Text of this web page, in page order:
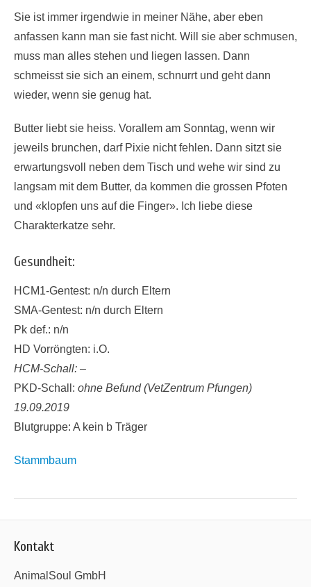
Sie ist immer irgendwie in meiner Nähe, aber eben
anfassen kann man sie fast nicht. Will sie aber schmusen,
muss man alles stehen und liegen lassen. Dann
schmeisst sie sich an einem, schnurrt und geht dann
wieder, wenn sie genug hat.
Butter liebt sie heiss. Vorallem am Sonntag, wenn wir
jeweils brunchen, darf Pixie nicht fehlen. Dann sitzt sie
erwartungsvoll neben dem Tisch und wehe wir sind zu
langsam mit dem Butter, da kommen die grossen Pfoten
und «klopfen uns auf die Finger». Ich liebe diese
Charakterkatze sehr.
Gesundheit:
HCM1-Gentest: n/n durch Eltern
SMA-Gentest: n/n durch Eltern
Pk def.: n/n
HD Vorröngten: i.O.
HCM-Schall: –
PKD-Schall: ohne Befund (VetZentrum Pfungen)
19.09.2019
Blutgruppe: A kein b Träger
Stammbaum
Kontakt
AnimalSoul GmbH